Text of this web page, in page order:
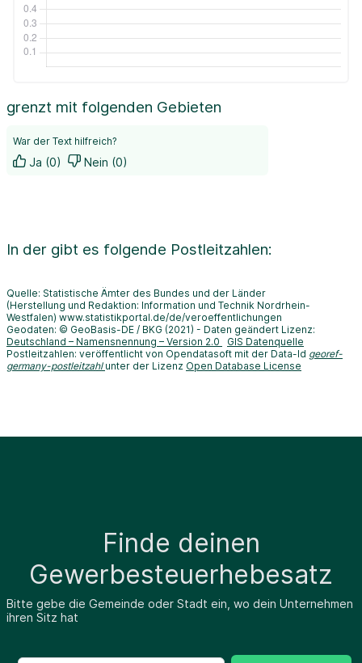
grenzt mit folgenden Gebieten
War der Text hilfreich?
Ja (0) Nein (0)
In der gibt es folgende Postleitzahlen:
Quelle: Statistische Ämter des Bundes und der Länder
(Herstellung und Redaktion: Information und Technik Nordrhein-
Westfalen) www.statistikportal.de/de/veroeffentlichungen
Geodaten: © GeoBasis-DE / BKG (2021) - Daten geändert Lizenz:
Deutschland – Namensnennung – Version 2.0
GIS Datenquelle
Postleitzahlen: veröffentlicht von Opendatasoft mit der Data-Id georef-
germany-postleitzahl unter der Lizenz Open Database License
Finde deinen
Gewerbesteuerhebesatz
Bitte gebe die Gemeinde oder Stadt ein, wo dein Unternehmen
ihren Sitz hat